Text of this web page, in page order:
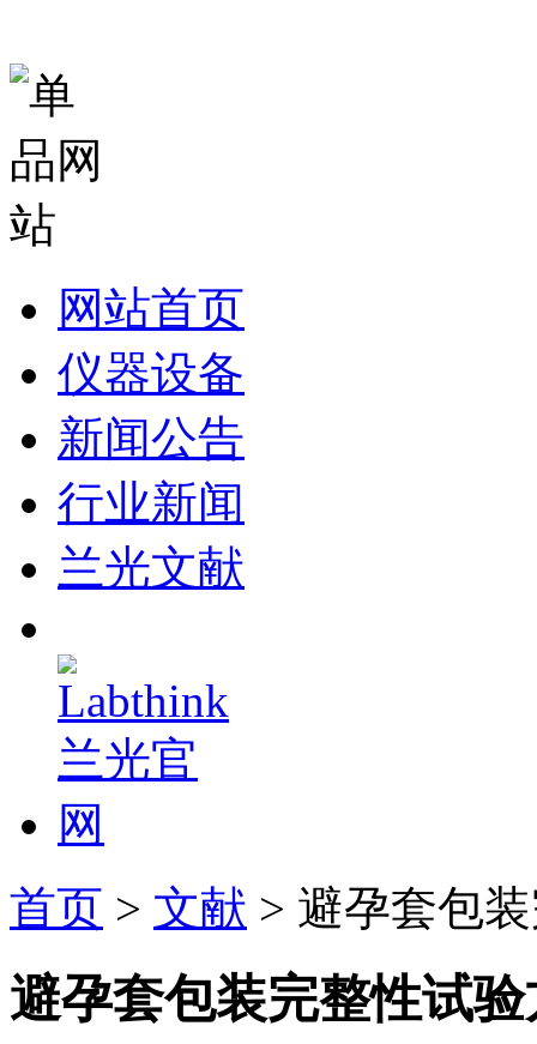
网站首页
仪器设备
新闻公告
行业新闻
兰光文献
首页 > 文献 > 避孕套包
避孕套包装完整性试